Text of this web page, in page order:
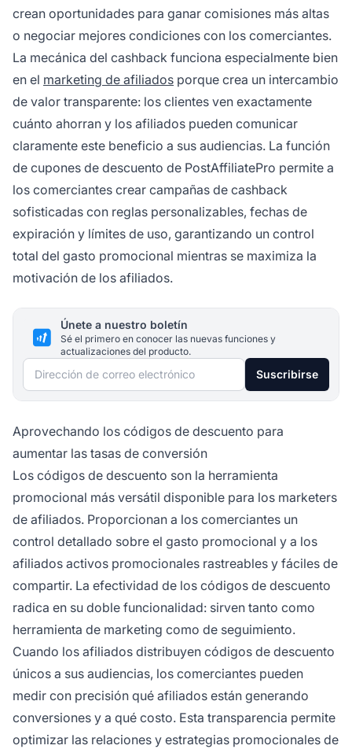
crean oportunidades para ganar comisiones más altas
o negociar mejores condiciones con los comerciantes.
La mecánica del cashback funciona especialmente bien
en el marketing de afiliados porque crea un intercambio
de valor transparente: los clientes ven exactamente
cuánto ahorran y los afiliados pueden comunicar
claramente este beneficio a sus audiencias. La función
de cupones de descuento de PostAffiliatePro permite a
los comerciantes crear campañas de cashback
sofisticadas con reglas personalizables, fechas de
expiración y límites de uso, garantizando un control
total del gasto promocional mientras se maximiza la
motivación de los afiliados.
Únete a nuestro boletín
Sé el primero en conocer las nuevas funciones y
actualizaciones del producto.
Dirección de correo electrónico Suscribirse
Aprovechando los códigos de descuento para
aumentar las tasas de conversión
Los códigos de descuento son la herramienta
promocional más versátil disponible para los marketers
de afiliados. Proporcionan a los comerciantes un
control detallado sobre el gasto promocional y a los
afiliados activos promocionales rastreables y fáciles de
compartir. La efectividad de los códigos de descuento
radica en su doble funcionalidad: sirven tanto como
herramienta de marketing como de seguimiento.
Cuando los afiliados distribuyen códigos de descuento
únicos a sus audiencias, los comerciantes pueden
medir con precisión qué afiliados están generando
conversiones y a qué costo. Esta transparencia permite
optimizar las relaciones y estrategias promocionales de